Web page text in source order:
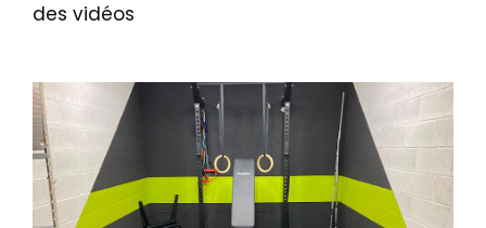
des vidéos